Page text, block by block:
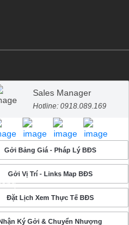
Sales Manager
Hotline: 0918.089.169
Gởi Bảng Giá - Pháp Lý BĐS
Gởi Vị Trí - Links Map BĐS
Đặt Lịch Xem Thực Tế BĐS
Ký Gởi & Chuyển Nhượng